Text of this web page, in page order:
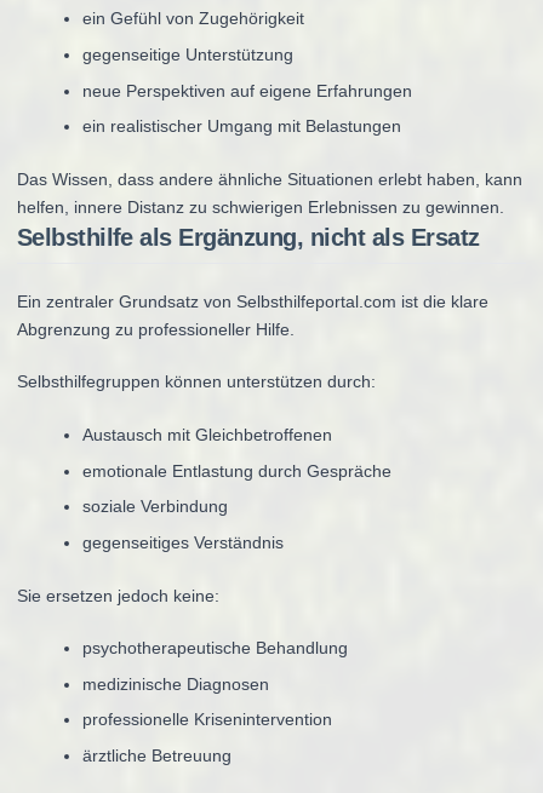
ein Gefühl von Zugehörigkeit
gegenseitige Unterstützung
neue Perspektiven auf eigene Erfahrungen
ein realistischer Umgang mit Belastungen
Das Wissen, dass andere ähnliche Situationen erlebt haben, kann
helfen, innere Distanz zu schwierigen Erlebnissen zu gewinnen.
Selbsthilfe als Ergänzung, nicht als Ersatz
Ein zentraler Grundsatz von Selbsthilfeportal.com ist die klare
Abgrenzung zu professioneller Hilfe.
Selbsthilfegruppen können unterstützen durch:
Austausch mit Gleichbetroffenen
emotionale Entlastung durch Gespräche
soziale Verbindung
gegenseitiges Verständnis
Sie ersetzen jedoch keine:
psychotherapeutische Behandlung
medizinische Diagnosen
professionelle Krisenintervention
ärztliche Betreuung